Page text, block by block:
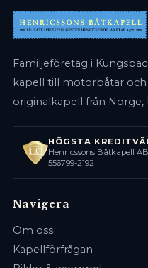
Familjeföretag i
kapell till motorbåtar
originalkapell från Norge,
HÖGSTA
Henricssons Båtkapell AB
556799-2192
Navigera
Om oss
Kapellförfrågan